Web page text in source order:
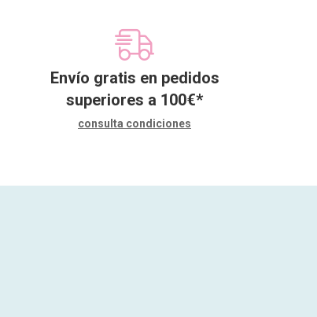
Envío gratis en pedidos
superiores a 100€*
consulta condiciones